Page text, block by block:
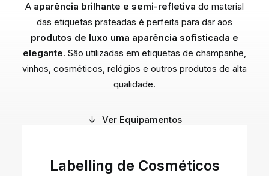
A aparência brilhante e semi-refletiva do material
das etiquetas prateadas é perfeita para dar aos
produtos de luxo uma aparência sofisticada e
elegante. São utilizadas em etiquetas de champanhe,
vinhos, cosméticos, relógios e outros produtos de alta
qualidade.
Ver Equipamentos
Labelling de Cosméticos